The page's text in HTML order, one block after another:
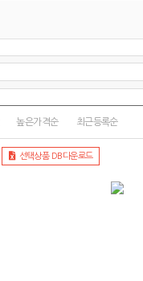
높은가격순 최근등록순
선택상품 DB다운로드